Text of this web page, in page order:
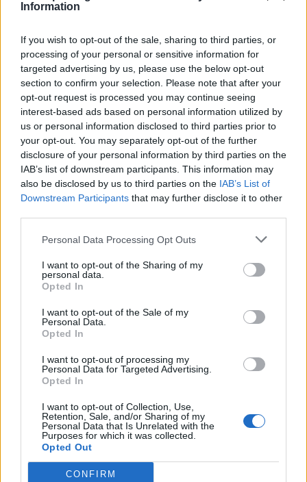
Information
If you wish to opt-out of the sale, sharing to third parties, or
processing of your personal or sensitive information for
targeted advertising by us, please use the below opt-out
section to confirm your selection. Please note that after your
opt-out request is processed you may continue seeing
interest-based ads based on personal information utilized by
us or personal information disclosed to third parties prior to
your opt-out. You may separately opt-out of the further
disclosure of your personal information by third parties on the
IAB’s list of downstream participants. This information may
also be disclosed by us to third parties on the IAB’s List of
Downstream Participants that may further disclose it to other
Personal Data Processing Opt Outs
I want to opt-out of the Sharing of my
personal data.
Opted In
I want to opt-out of the Sale of my
Personal Data.
Opted In
I want to opt-out of processing my
Personal Data for Targeted Advertising.
Opted In
I want to opt-out of Collection, Use,
Retention, Sale, and/or Sharing of my
Personal Data that Is Unrelated with the
Purposes for which it was collected.
Opted Out
CONFIRM
Η Γενική Ταχυδρομική αναζητά οδηγό
δικύκλου στη Σπάρτη
08/08/2026 10:18
Μυστράς: 11 μήνες με αναστολή στον 55χρονο
για την ψευδή κατάθεση – Αφέθηκε
ελεύθερος
07/08/2026 14:21